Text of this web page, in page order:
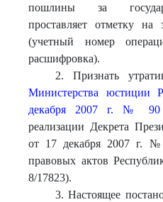
пошлины за
проставляет отметку
(учетный номер
расшифровка).
2. Признать
Министерства юстиции
декабря 2007 г. № 90
реализации Декрета
от 17 декабря 2007 г.
правовых актов
8/17823).
3. Настоящее